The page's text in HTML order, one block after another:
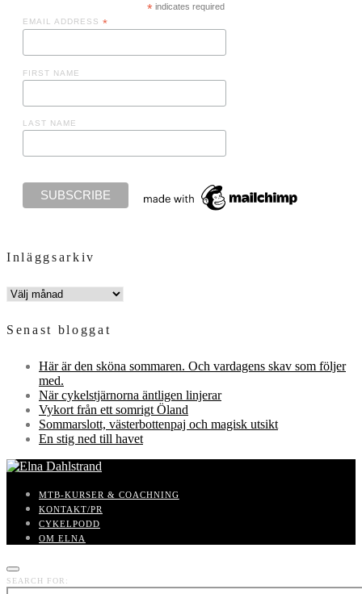
*indicates required
EMAIL ADDRESS *
FIRST NAME
LAST NAME
Inläggsarkiv
INLÄGGSARKIV
Senast bloggat
Här är den sköna sommaren. Och vardagens skav som följer
med.
När cykelstjärnorna äntligen linjerar
Vykort från ett somrigt Öland
Sommarslott, västerbottenpaj och magisk utsikt
En stig ned till havet
MTB-KURSER & COACHNING
KONTAKT/PR
CYKELPODD
OM ELNA
SEARCH FOR: